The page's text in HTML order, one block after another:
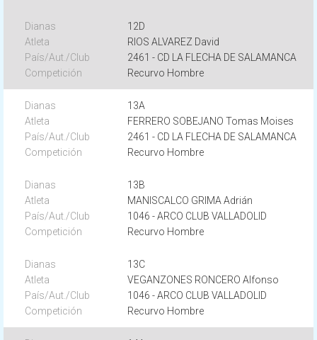
12D
RIOS ALVAREZ David
2461 - CD LA FLECHA DE SALAMANCA
Recurvo Hombre
13A
FERRERO SOBEJANO Tomas Moises
2461 - CD LA FLECHA DE SALAMANCA
Recurvo Hombre
13B
MANISCALCO GRIMA Adrián
1046 - ARCO CLUB VALLADOLID
Recurvo Hombre
13C
VEGANZONES RONCERO Alfonso
1046 - ARCO CLUB VALLADOLID
Recurvo Hombre